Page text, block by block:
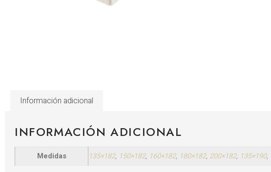
Información adicional
INFORMACIÓN ADICIONAL
Medidas 135×182, 150×182, 160×182, 180×182, 200×182, 135×190,